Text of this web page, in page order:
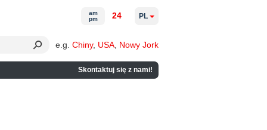
e.g. Chiny, USA Nowy Jork
Skontaktuj się z nami!
am
pm
24 PL